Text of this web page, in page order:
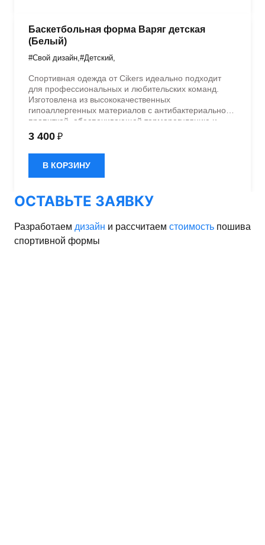
Баскетбольная форма Варяг детская
(Белый)
#Свой дизайн #Детский
Спортивная одежда от Cikers идеально подходит
для профессиональных и любительских команд.
Изготовлена из высококачественных
гипоаллергенных материалов с антибактериальной
пропиткой, обеспечивающей терморегуляцию и
быстрое влагоотведение. Одежда обладает
эластичностью в 5 направлениях и стильным
дизайном.
3 400 ₽
В КОРЗИНУ
ОСТАВЬТЕ ЗАЯВКУ
Разработаем дизайн и рассчитаем стоимость пошива
спортивной формы